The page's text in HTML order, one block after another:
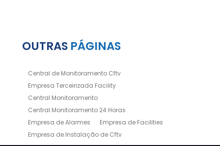
OUTRAS PÁGINAS
Central de Monitoramento Cftv
Empresa Terceirizada Facility
Central Monitoramento
Central Monitoramento 24 Horas
Empresa de Alarmes
Empresa de Facilities
Empresa de Instalação de Cftv